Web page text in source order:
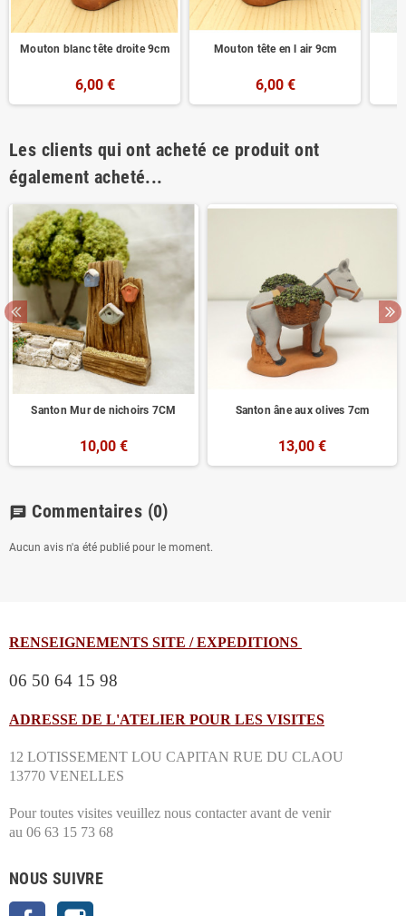
Mouton blanc tête droite 9cm
6,00 €
Mouton tête en l air 9cm
6,00 €
Les clients qui ont acheté ce produit ont
également acheté...
Santon Mur de nichoirs 7CM
10,00 €
Santon âne aux olives 7cm
13,00 €
chat Commentaires (0)
Aucun avis n'a été publié pour le moment.
RENSEIGNEMENTS SITE / EXPEDITIONS
06 50 64 15 98
ADRESSE DE L'ATELIER POUR LES VISITES
12 LOTISSEMENT LOU CAPITAN RUE DU CLAOU
13770 VENELLES
Pour toutes visites veuillez nous contacter avant de venir
au 06 63 15 73 68
NOUS SUIVRE
Facebook